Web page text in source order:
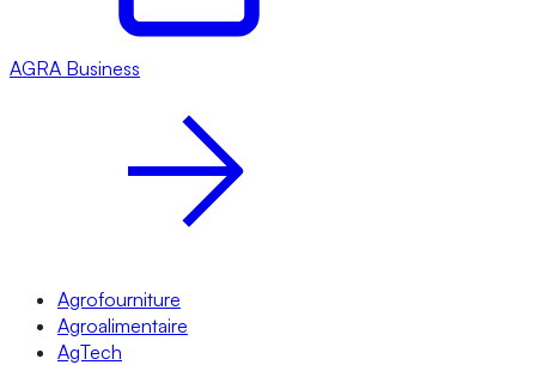
AGRA Business
Agrofourniture
Agroalimentaire
AgTech